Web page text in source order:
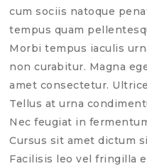
cum sociis natoque
tempus quam
Morbi tempus iaculis
non curabitur. Magna
amet consectetur.
Tellus at urna
Nec feugiat in
Cursus sit amet dictum
Facilisis leo vel fringilla